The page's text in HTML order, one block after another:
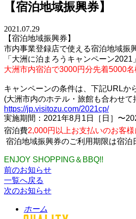
【宿泊地域振興券】
2021.07.29
【宿泊地域振興券】
市内事業登録店で使える宿泊地域振
「大洲に泊まろうキャンペーン2021
大洲市内宿泊で3000円分先着5000名
キャンペーンの条件は、下記URLか
(大洲市内のホテル・旅館も合わせ
https://jp.visitozu.com/2021cp/
実施期間：2021年8月1日［日］〜
宿泊費2,000円以上お支払いのお客
宿泊地域振興券のご利用期限は宿泊
ENJOY SHOPPING＆BBQ!!
前のお知らせ
一覧へ戻る
次のお知らせ
ホーム